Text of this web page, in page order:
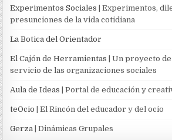
Experimentos Sociales | Experimentos,
presunciones de la vida cotidiana
La Botica del Orientador
El Cajón de Herramientas | Un proyecto
servicio de las organizaciones sociales
Aula de Ideas | Portal de educación y
teOcio | El Rincón del educador y del ocio
Gerza | Dinámicas Grupales